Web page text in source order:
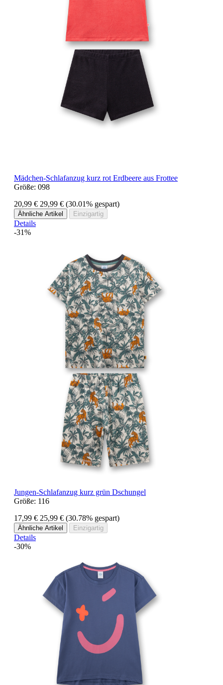
Mädchen-Schlafanzug kurz rot Erdbeere aus Frottee
Größe: 098
20,99 € 29,99 € (30.01% gespart)
Ähnliche Artikel Einzigartig
Details
-31%
Jungen-Schlafanzug kurz grün Dschungel
Größe: 116
17,99 € 25,99 € (30.78% gespart)
Ähnliche Artikel Einzigartig
Details
-30%